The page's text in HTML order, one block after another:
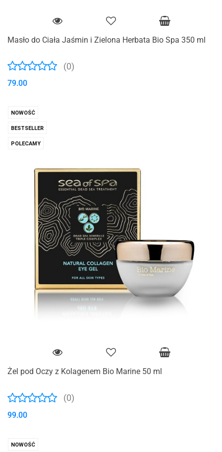
Masło do Ciała Jaśmin i Zielona Herbata Bio Spa 350 ml
(0)
79.00
NOWOŚĆ
BESTSELLER
POLECAMY
Żel pod Oczy z Kolagenem Bio Marine 50 ml
(0)
99.00
NOWOŚĆ